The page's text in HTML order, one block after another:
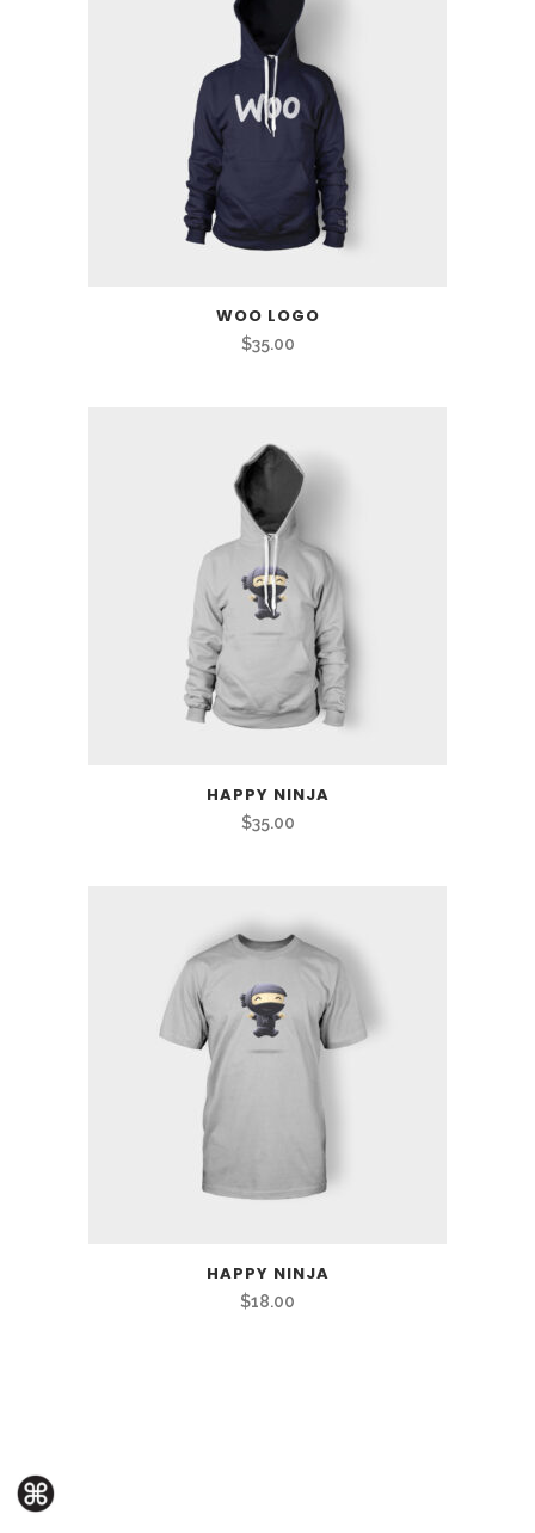
WOO LOGO
$35.00
HAPPY NINJA
$35.00
HAPPY NINJA
$18.00